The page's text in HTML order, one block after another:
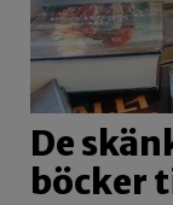
De
böcker